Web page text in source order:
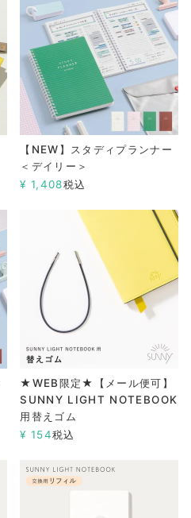
【NEW】スタディプランナー
＜デイリー＞
¥ 1,408税込
★WEB限定★【メール便可】
SUNNY LIGHT NOTEBOOK
用替えゴム
¥ 154税込